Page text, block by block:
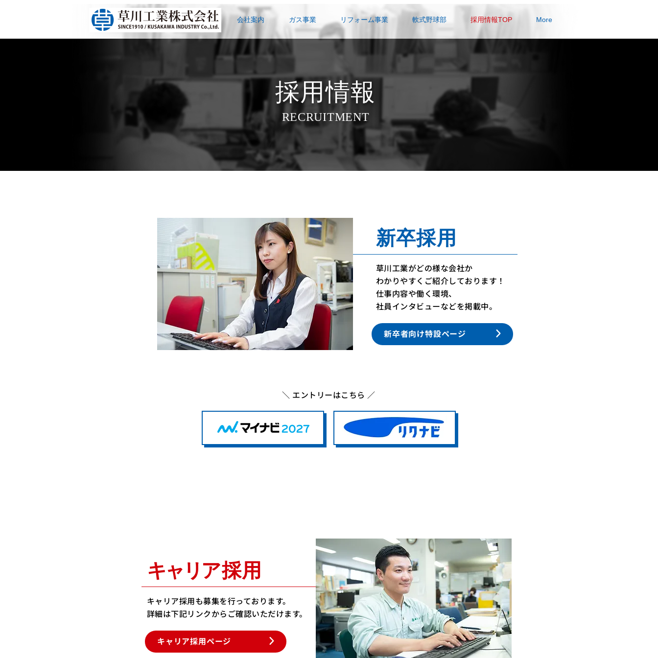
会社案内 ガス事業 リフォーム事業 軟式野球部 採用情報TOP More
RECRUITMENT
採用情報
新卒採用
草川工業がどの様な会社か
​わかりやすくご紹介しております！
仕事内容や働く環境、
社員インタビューなどを掲載中。
新卒者向け特設ページ
＼ エントリーはこちら ／
キャリ ア採用
キャリア採用も募集を行っております。
詳細は下記リンクからご確認いただけます。
キャリア採用ページ